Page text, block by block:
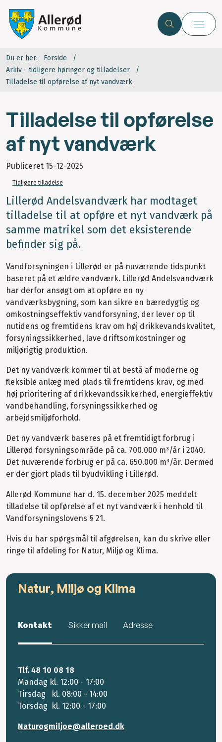
Du er her:
Forside
Arkiv - tidligere høringer og tilladelser
Tilladelse til opførelse af nyt vandværk
Tilladelse til opførelse
af nyt vandværk
Publiceret 15-12-2025
Tidligere tilladelse
Lillerød Andelsvandværk har modtaget
tilladelse til at opføre et nyt vandværk på
samme matrikel som det eksisterende
befinder sig på.
Vandforsyningen i Lillerød er på nuværende tidspunkt
baseret på et ældre vandværk. Lillerød Andelsvandværk
har derfor ansøgt om at opføre en ny
vandværksbygning, som kan sikre en bæredygtig og
omkostningseffektiv vandforsyning, der lever op til
nutidens og fremtidens krav om høj drikkevandskvalitet,
forsyningssikkerhed, lave driftsomkostninger og
miljørigtig produktion.
Det ny vandværk kommer til at bestå af moderne og
fleksible anlæg med plads til fremtidens krav, og med
høj prioritering af drikkevandssikkerhed, energieffektiv
vandbehandling, forsyningssikkerhed og
arbejdsmiljøforhold.
Det ny vandværk baseres på et fremtidigt forbrug i
Lillerød forsyningsområde på ca. 700.000 m³/år i 2040.
Det nuværende forbrug er på ca. 650.000 m³/år. Dermed
er der gjort plads til byudvikling i Lillerød.
Allerød Kommune har d. 15. december 2025 meddelt
tilladelse til opførelse af et nyt vandværk i henhold til
Vandforsyningslovens § 21.
Hvis du har spørgsmål til afgørelsen, kan du skrive eller
ringe til afdeling for Natur, Miljø og Klima.
Natur, Miljø og Klima
Kontakt Sikker mail Adresse
Tlf. 48 10 08 18
Mandag kl. 12:00 - 17:00
Tirsdag kl. 08:00 - 14:00
Torsdag kl. 12:00 - 17:00
Naturogmiljoe@alleroed.dk